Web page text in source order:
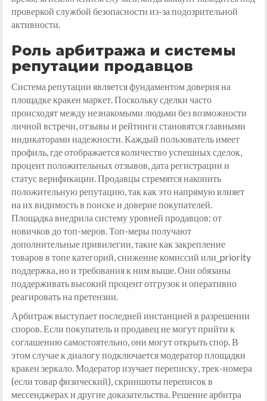
проверкой службой безопасности из-за подозрительной
активности.
Роль арбитража и системы
репутации продавцов
Система репутации является фундаментом доверия на
площадке кракен маркет. Поскольку сделки часто
происходят между незнакомыми людьми без возможности
личной встречи, отзывы и рейтинги становятся главными
индикаторами надежности. Каждый пользователь имеет
профиль, где отображается количество успешных сделок,
процент положительных отзывов, дата регистрации и
статус верификации. Продавцы стремятся накопить
положительную репутацию, так как это напрямую влияет
на их видимость в поиске и доверие покупателей.
Площадка внедрила систему уровней продавцов: от
новичков до топ-меров. Топ-меры получают
дополнительные привилегии, такие как закрепление
товаров в топе категорий, снижение комиссий или_priority
поддержка, но и требования к ним выше. Они обязаны
поддерживать высокий процент отгрузок и оперативно
реагировать на претензии.
Арбитраж выступает последней инстанцией в разрешении
споров. Если покупатель и продавец не могут прийти к
соглашению самостоятельно, они могут открыть спор. В
этом случае к диалогу подключается модератор площадки
кракен зеркало. Модератор изучает переписку, трек-номера
(если товар физический), скриншоты переписок в
мессенджерах и другие доказательства. Решение арбитра